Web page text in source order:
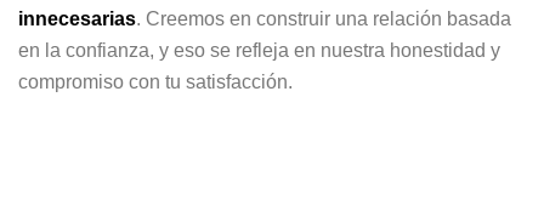
innecesarias. Creemos en construir una relación basada
en la confianza, y eso se refleja en nuestra honestidad y
compromiso con tu satisfacción.